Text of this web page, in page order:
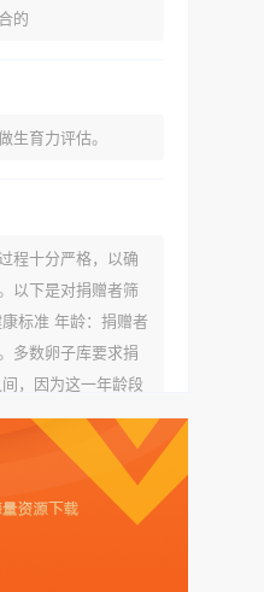
的
生育力评估。
程十分严格，以确
以下是对捐赠者筛
标准 年龄：捐赠者
多数卵子库要求捐
，因为这一年龄段
。不过，不同卵子
所不同。 身体质量
BMI通常需要在正常
康状况良好。过高
相关联，包括不孕
康：捐赠者需要有